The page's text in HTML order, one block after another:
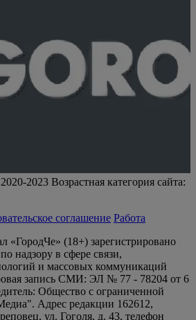
2023 Возрастная категория сайта:
соглашение Работа
«ГородЧе» (18+) зарегистрировано
надзору в сфере связи,
и массовых коммуникаций
запись СМИ: ЭЛ № 77 - 78204 от 6
Общество с ограниченной
Адрес редакции 162612,
ул. Гоголя, д. 43, телефон